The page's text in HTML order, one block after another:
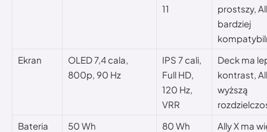
11
prostszy,
bardziej
Ekran
OLED 7,4 cala,
800p, 90 Hz
IPS 7 cali,
Full HD,
120 Hz,
VRR
Deck ma
kontrast,
wyższą
Bateria
50 Wh 80 Wh
Ally X ma